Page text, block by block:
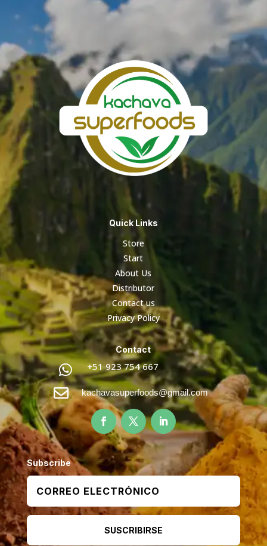
Quick Links
Store
Start
About Us
Distributor
Contact us
Privacy Policy
Contact
 +51 923 754 667
 kachavasuperfoods@gmail.com
Subscribe
SUSCRIBIRSE